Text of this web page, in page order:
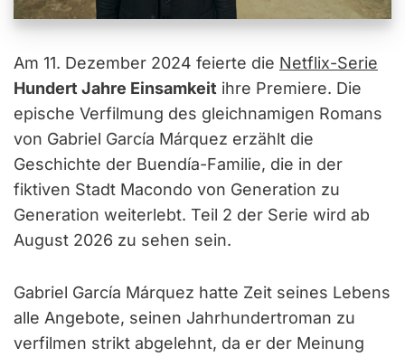
Am 11. Dezember 2024 feierte die Netflix-Serie
Hundert Jahre Einsamkeit ihre Premiere. Die
epische Verfilmung des gleichnamigen Romans
von Gabriel García Márquez erzählt die
Geschichte der Buendía-Familie, die in der
fiktiven Stadt Macondo von Generation zu
Generation weiterlebt. Teil 2 der Serie wird ab
August 2026 zu sehen sein.
Gabriel García Márquez hatte Zeit seines Lebens
alle Angebote, seinen Jahrhundertroman zu
verfilmen strikt abgelehnt, da er der Meinung